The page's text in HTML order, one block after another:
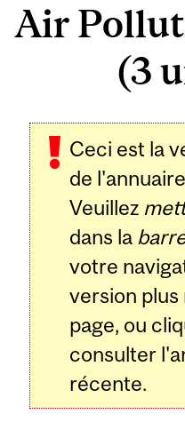
Air
(3
Ceci est la
de
Veuillez
dans la
votre
version
page, ou
consulter
récente.